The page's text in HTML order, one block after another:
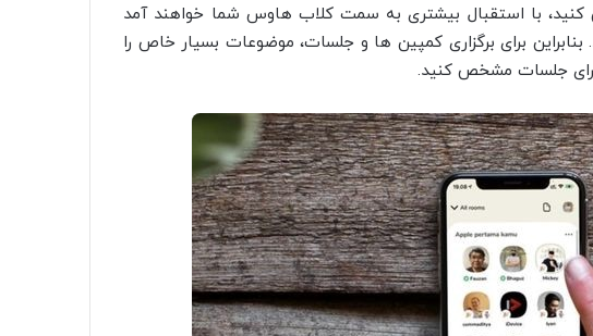
کنید، با استقبال بیشتری به سمت کلاب هاوس شما خواهند آمد
برای برگزاری کمپین ها و جلسات، موضوعات بسیار خاص را
جلسات مشخص کنید.